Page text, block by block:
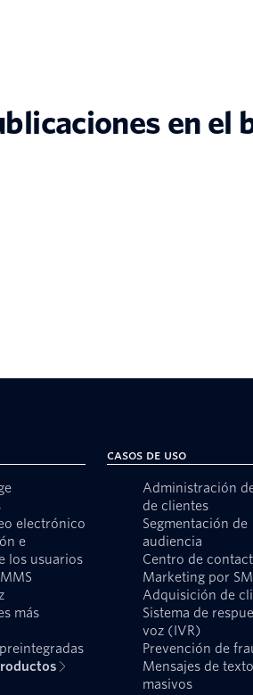
en el
electrónico
e
los usuarios
más
Casos de uso
Administración
de clientes
Segmentación de
audiencia
Centro de
Marketing por
Adquisición de
Sistema de
voz (IVR)
Prevención de
Mensajes de texto
masivos